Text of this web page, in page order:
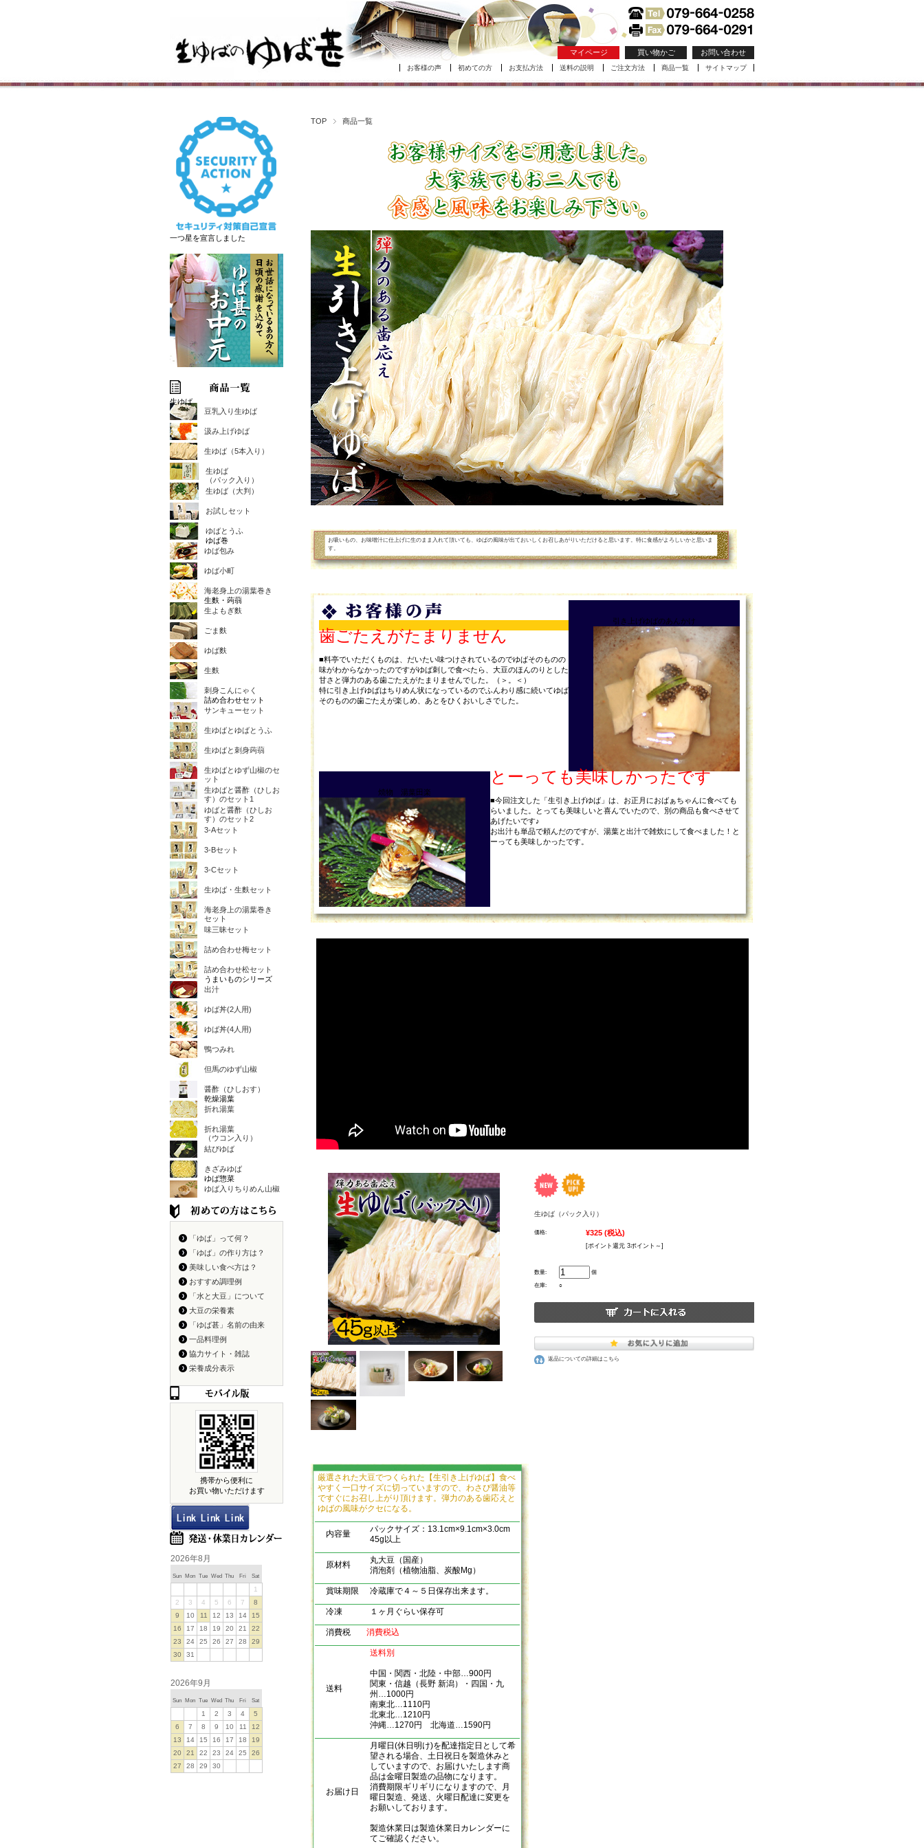
マイページ 買い物かご お問い合わせ
お客様の声 初めての方 お支払方法 送料の説明 ご注文方法 商品一覧 サイトマップ
TOP 商品一覧
お吸いもの、お味噌汁に仕上げに生のまま入れて頂いても、ゆばの風味が出ておいしくお召しあがりいただけると思います。特に食感がよろしいかと思いま
す。
歯ごたえがたまりません
■料亭でいただくものは、だいたい味つけされているのでゆばそのものの
味がわからなかったのですがゆば刺しで食べたら、大豆のほんのりとした
甘さと弾力のある歯ごたえがたまりませんでした。（＞。＜）
特に引き上げゆばはちりめん状になっているのでふんわり感に続いてゆば
そのものの歯ごたえが楽しめ、あとをひくおいしさでした。
引き上げゆばのあんかけ
焼物 湯葉田楽
とーっても美味しかったです
■今回注文した「生引き上げゆば」は、お正月におばぁちゃんに食べても
らいました。とっても美味しいと喜んでいたので、別の商品も食べさせて
あげたいです♪
お出汁も単品で頼んだのですが、湯葉と出汁で雑炊にして食べました！と
ーっても美味しかったです。
生ゆば（パック入り）
価格: ¥325 (税込)
[ポイント還元 3ポイント～]
数量: 個
在庫: ○
返品についての詳細はこちら
厳選された大豆でつくられた【生引き上げゆば】食べ
やすく一口サイズに切っていますので、わさび醤油等
ですぐにお召し上がり頂けます。弾力のある歯応えと
ゆばの風味がクセになる。
内容量
パックサイズ：13.1cm×9.1cm×3.0cm
45g以上
原材料
丸大豆（国産）
消泡剤（植物油脂、炭酸Mg）
賞味期限 冷蔵庫で４～５日保存出来ます。
冷凍 １ヶ月ぐらい保存可
消費税 消費税込
送料
送料別
中国・関西・北陸・中部…900円
関東・信越（長野 新潟）・四国・九
州…1000円
南東北…1110円
北東北…1210円
沖縄…1270円 北海道…1590円
お届け日
月曜日(休日明け)を配達指定日として希
望される場合、土日祝日を製造休みと
していますので、お届けいたします商
品は金曜日製造の品物になります。
消費期限ギリギリになりますので、月
曜日製造、発送、火曜日配達に変更を
お願いしております。
製造休業日は製造休業日カレンダーに
てご確認ください。
一つ星を宣言しました
生ゆば
豆乳入り生ゆば
汲み上げゆば
生ゆば（5本入り）
生ゆば
（パック入り）
生ゆば（大判）
お試しセット
ゆばとうふ
ゆば巻
ゆば包み
ゆば小町
海老身上の湯葉巻き
生麩・蒟蒻
生よもぎ麩
ごま麩
ゆば麩
生麩
刺身こんにゃく
詰め合わせセット
サンキューセット
生ゆばとゆばとうふ
生ゆばと刺身蒟蒻
生ゆばとゆず山椒のセ
ット
生ゆばと醤酢（ひしお
す）のセット1
ゆばと醤酢（ひしお
す）のセット2
3-Aセット
3-Bセット
3-Cセット
生ゆば・生麩セット
海老身上の湯葉巻き
セット
味三昧セット
詰め合わせ梅セット
詰め合わせ松セット
うまいものシリーズ
出汁
ゆば丼(2人用)
ゆば丼(4人用)
鴨つみれ
但馬のゆず山椒
醤酢（ひしおす）
乾燥湯葉
折れ湯葉
折れ湯葉
（ウコン入り）
結びゆば
きざみゆば
ゆば惣菜
ゆば入りちりめん山椒
「ゆば」って何？
「ゆば」の作り方は？
美味しい食べ方は？
おすすめ調理例
「水と大豆」について
大豆の栄養素
「ゆば甚」名前の由来
一品料理例
協力サイト・雑誌
栄養成分表示
携帯から便利に
お買い物いただけます
2026年8月
Sun Mon Tue Wed Thu Fri Sat
1
2
3 4 5 6 7
8
9
10 11 12 13 14
15
16
17 18 19 20 21
22
23
24 25 26 27 28
29
30
31
2026年9月
Sun Mon Tue Wed Thu Fri Sat
1 2 3 4
5
6
7 8 9 10 11
12
13
14 15 16 17 18
19
20
21 22 23 24 25
26
27
28 29 30